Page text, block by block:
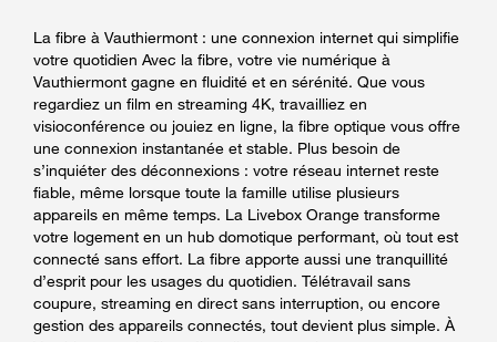
La fibre à Vauthiermont : une connexion internet qui simplifie
votre quotidien Avec la fibre, votre vie numérique à
Vauthiermont gagne en fluidité et en sérénité. Que vous
regardiez un film en streaming 4K, travailliez en
visioconférence ou jouiez en ligne, la fibre optique vous offre
une connexion instantanée et stable. Plus besoin de
s’inquiéter des déconnexions : votre réseau internet reste
fiable, même lorsque toute la famille utilise plusieurs
appareils en même temps. La Livebox Orange transforme
votre logement en un hub domotique performant, où tout est
connecté sans effort. La fibre apporte aussi une tranquillité
d’esprit pour les usages du quotidien. Télétravail sans
coupure, streaming en direct sans interruption, ou encore
gestion des appareils connectés, tout devient plus simple. À